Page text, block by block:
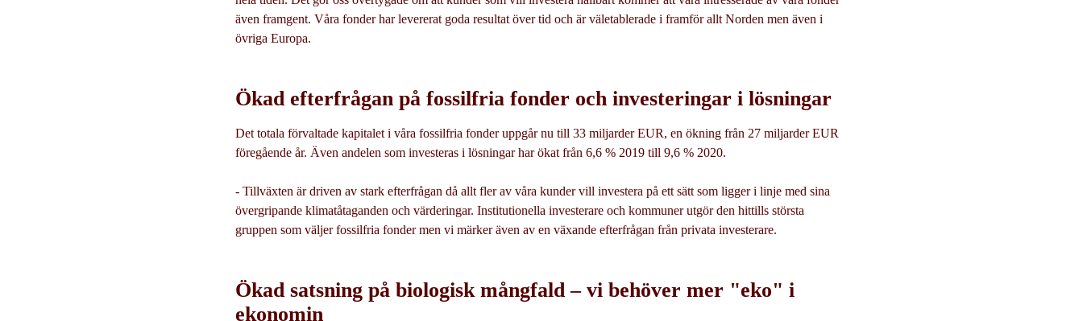
även framgent. Våra fonder har levererat goda resultat över tid och är väletablerade i framför allt Norden men även i
övriga Europa.
Ökad efterfrågan på fossilfria fonder och investeringar i lösningar
Det totala förvaltade kapitalet i våra fossilfria fonder uppgår nu till 33 miljarder EUR, en ökning från 27 miljarder EUR
föregående år. Även andelen som investeras i lösningar har ökat från 6,6 % 2019 till 9,6 % 2020.
- Tillväxten är driven av stark efterfrågan då allt fler av våra kunder vill investera på ett sätt som ligger i linje med sina
övergripande klimatåtaganden och värderingar. Institutionella investerare och kommuner utgör den hittills största
gruppen som väljer fossilfria fonder men vi märker även av en växande efterfrågan från privata investerare.
Ökad satsning på biologisk mångfald – vi behöver mer "eko" i
ekonomin